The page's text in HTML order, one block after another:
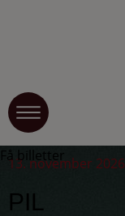
13. november 2026
PIL
Få billetter